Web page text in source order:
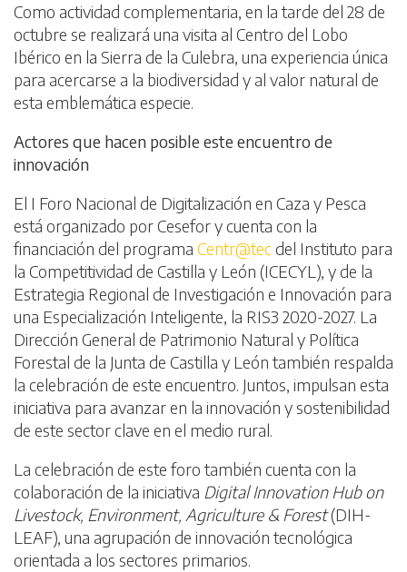
Como actividad complementaria, en la tarde del 28 de
octubre se realizará una visita al Centro del Lobo
Ibérico en la Sierra de la Culebra, una experiencia única
para acercarse a la biodiversidad y al valor natural de
esta emblemática especie.
Actores que hacen posible este encuentro de
innovación
El I Foro Nacional de Digitalización en Caza y Pesca
está organizado por Cesefor y cuenta con la
financiación del programa Centr@tec del Instituto para
la Competitividad de Castilla y León (ICECYL), y de la
Estrategia Regional de Investigación e Innovación para
una Especialización Inteligente, la RIS3 2020-2027. La
Dirección General de Patrimonio Natural y Política
Forestal de la Junta de Castilla y León también respalda
la celebración de este encuentro. Juntos, impulsan esta
iniciativa para avanzar en la innovación y sostenibilidad
de este sector clave en el medio rural.
La celebración de este foro también cuenta con la
colaboración de la iniciativa Digital Innovation Hub on
Livestock, Environment, Agriculture & Forest(DIH-
LEAF), una agrupación de innovación tecnológica
orientada a los sectores primarios.